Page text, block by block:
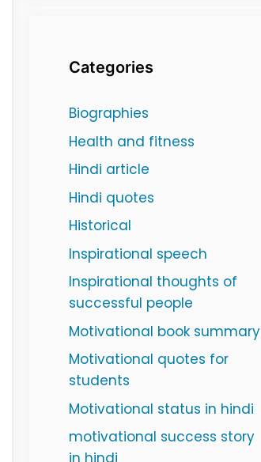
Categories
Biographies
Health and fitness
Hindi article
Hindi quotes
Historical
Inspirational speech
Inspirational thoughts of
successful people
Motivational book summary
Motivational quotes for
students
Motivational status in hindi
motivational success story
in hindi